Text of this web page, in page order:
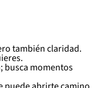
también claridad.
busca momentos